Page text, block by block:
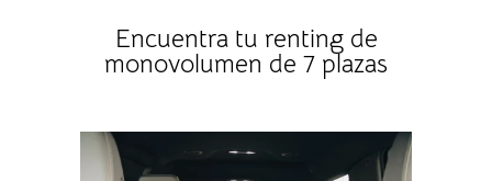
Encuentra tu renting de
monovolumen de 7 plazas